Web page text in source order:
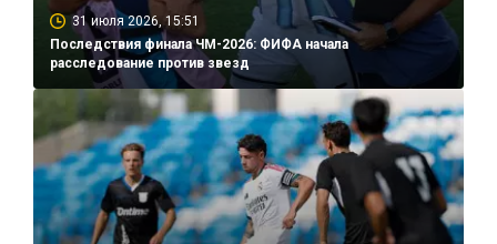
31 июля 2026, 15:51
Последствия финала ЧМ-2026: ФИФА начала
расследование против звезд